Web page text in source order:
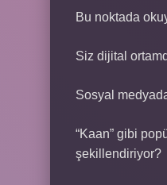
Bu noktada
Siz dijital
Sosyal
“Kaan” gibi
şekillendiriyor?